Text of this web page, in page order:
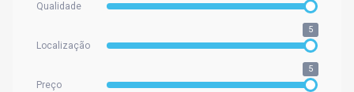
Qualidade
Localização
5
Preço
5